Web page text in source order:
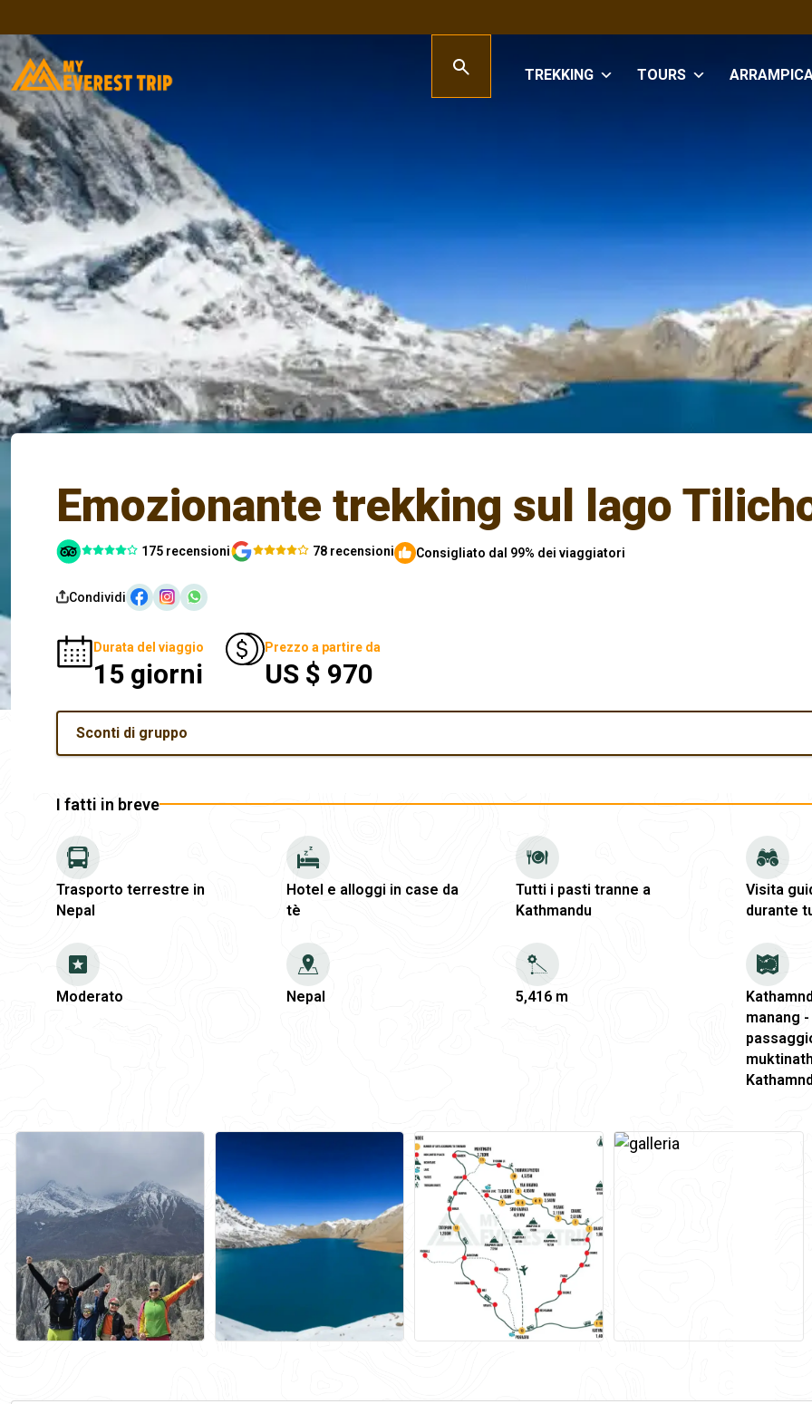
TREKKING TOURS
Emozionante trekking sul lago
175 recensioni 78 recensioni Consigliato dal 99% dei viaggiatori
Condividi
Durata del viaggio
15 giorni
Prezzo a partire da
US $ 970
Sconti di gruppo
I fatti in breve
Trasporto terrestre in
Nepal
Hotel e alloggi in case da
tè
Tutti i pasti tranne a
Kathmandu
Visita
durante
Moderato Nepal 5,416 m
manang